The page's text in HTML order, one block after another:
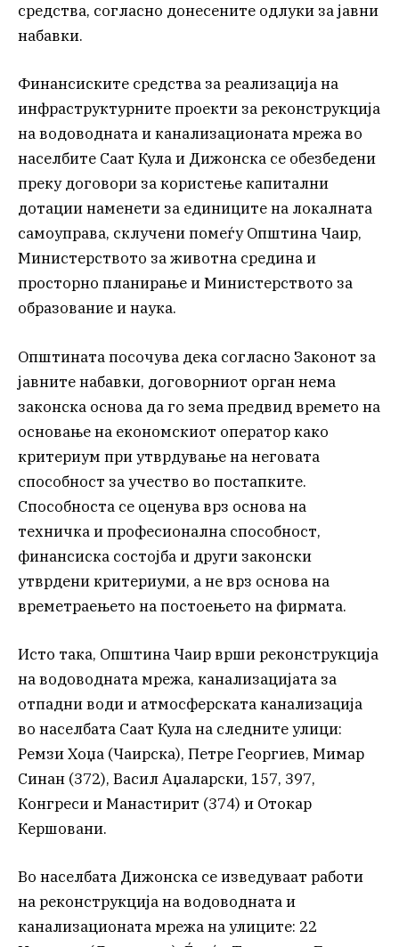
средства, согласно донесените одлуки за јавни
набавки.
Финансиските средства за реализација на
инфраструктурните проекти за реконструкција
на водоводната и канализационата мрежа во
населбите Саат Кула и Дижонска се обезбедени
преку договори за користење капитални
дотации наменети за единиците на локалната
самоуправа, склучени помеѓу Општина Чаир,
Министерството за животна средина и
просторно планирање и Министерството за
образование и наука.
Општината посочува дека согласно Законот за
јавните набавки, договорниот орган нема
законска основа да го зема предвид времето на
основање на економскиот оператор како
критериум при утврдување на неговата
способност за учество во постапките.
Способноста се оценува врз основа на
техничка и професионална способност,
финансиска состојба и други законски
утврдени критериуми, а не врз основа на
времетраењето на постоењето на фирмата.
Исто така, Општина Чаир врши реконструкција
на водоводната мрежа, канализацијата за
отпадни води и атмосферската канализација
во населбата Саат Кула на следните улици:
Ремзи Хоџа (Чаирска), Петре Георгиев, Мимар
Синан (372), Васил Аџаларски, 157, 397,
Конгреси и Манастирит (374) и Отокар
Кершовани.
Во населбата Дижонска се изведуваат работи
на реконструкција на водоводната и
канализационата мрежа на улиците: 22